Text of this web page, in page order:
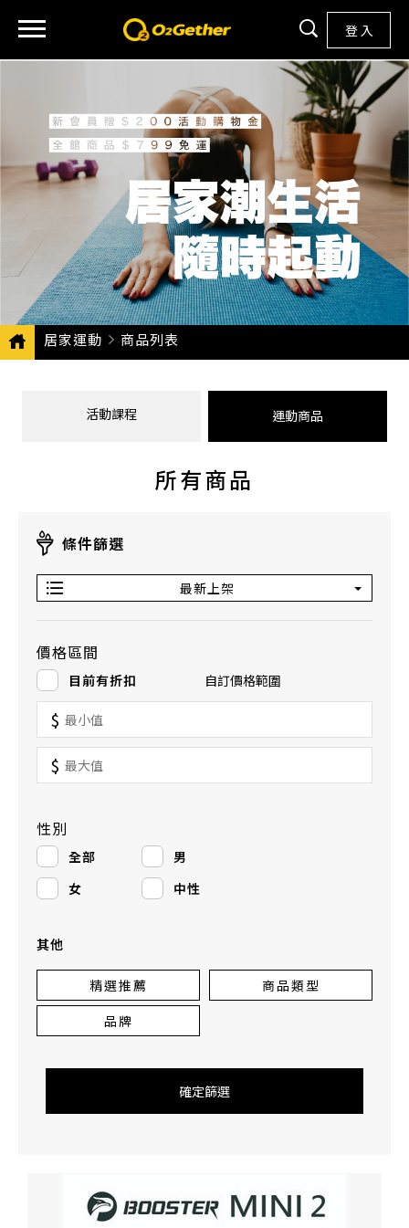
登 入
居家運動 CURRENT:
商品列表
活動課程 運動商品
所有商品
條件篩選
最新上架
價格區間
目前有折扣 自訂價格範圍
$
$
性別
全部
男
女
中性
其他
精選推薦
商品類型
品牌
確定篩選